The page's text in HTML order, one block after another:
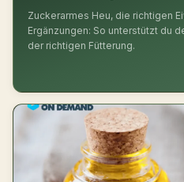
Zuckerarmes Heu, die richtigen
Ergänzungen: So unterstützt du
der richtigen Fütterung.